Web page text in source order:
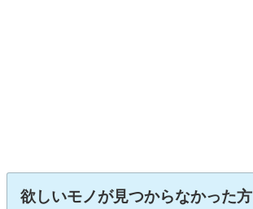
欲しいモノが見つからなかった方